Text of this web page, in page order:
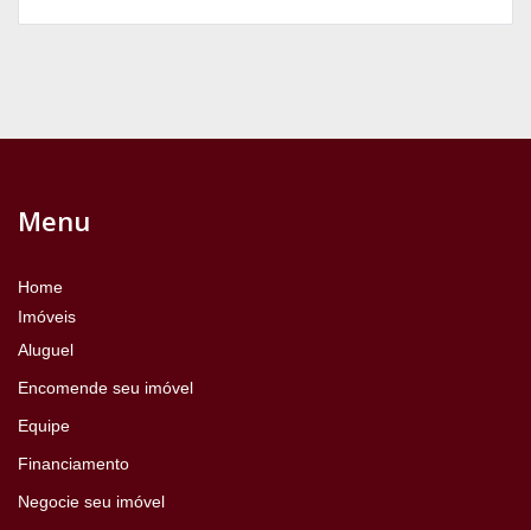
Menu
Home
Imóveis
Aluguel
Encomende seu imóvel
Equipe
Financiamento
Negocie seu imóvel